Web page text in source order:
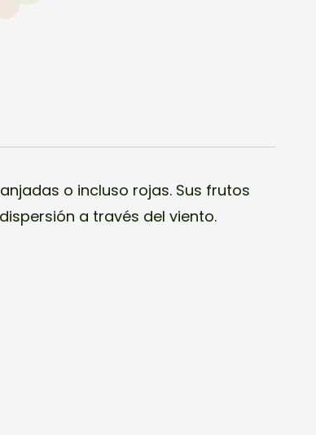
o incluso rojas. Sus frutos
a través del viento.